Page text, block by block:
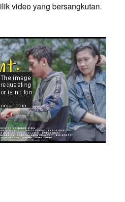
video yang bersangkutan.